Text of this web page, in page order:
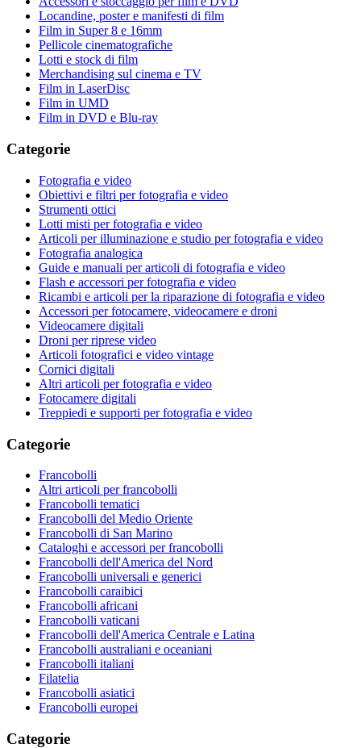
Locandine, poster e manifesti di film
Film in Super 8 e 16mm
Pellicole cinematografiche
Lotti e stock di film
Merchandising sul cinema e TV
Film in LaserDisc
Film in UMD
Film in DVD e Blu-ray
Categorie
Fotografia e video
Obiettivi e filtri per fotografia e video
Strumenti ottici
Lotti misti per fotografia e video
Articoli per illuminazione e studio per fotografia e video
Fotografia analogica
Guide e manuali per articoli di fotografia e video
Flash e accessori per fotografia e video
Ricambi e articoli per la riparazione di fotografia e video
Accessori per fotocamere, videocamere e droni
Videocamere digitali
Droni per riprese video
Articoli fotografici e video vintage
Cornici digitali
Altri articoli per fotografia e video
Fotocamere digitali
Treppiedi e supporti per fotografia e video
Categorie
Francobolli
Altri articoli per francobolli
Francobolli tematici
Francobolli del Medio Oriente
Francobolli di San Marino
Cataloghi e accessori per francobolli
Francobolli dell'America del Nord
Francobolli universali e generici
Francobolli caraibici
Francobolli africani
Francobolli vaticani
Francobolli dell'America Centrale e Latina
Francobolli australiani e oceaniani
Francobolli italiani
Filatelia
Francobolli asiatici
Francobolli europei
Categorie